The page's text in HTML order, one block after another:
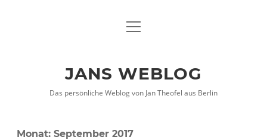
DATENSCHUTZHINWEISE
twitterfacebook
xing
Menü
JANS WEBLOG
Das persönliche Weblog von Jan Theofel aus Berlin
Monat: September 2017